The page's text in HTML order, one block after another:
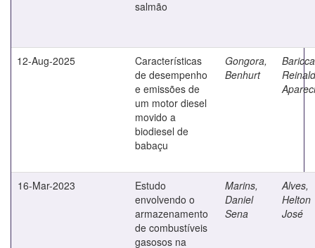
salmão
12-Aug-2025
Características
de desempenho
e emissões de
um motor diesel
movido a
biodiesel de
babaçu
Gongora,
Benhurt
16-Mar-2023
Estudo
envolvendo o
armazenamento
de combustíveis
gasosos na
Marins,
Daniel
Sena
Alves,
Helton
José